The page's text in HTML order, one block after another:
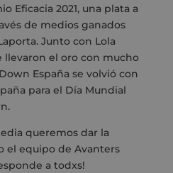
Eficacia 2021, una plata a
de medios ganados
Junto con Lola
llevaron el oro con mucho
España se volvió con
para el Día Mundial
queremos dar la
el equipo de Avanters
a todxs!